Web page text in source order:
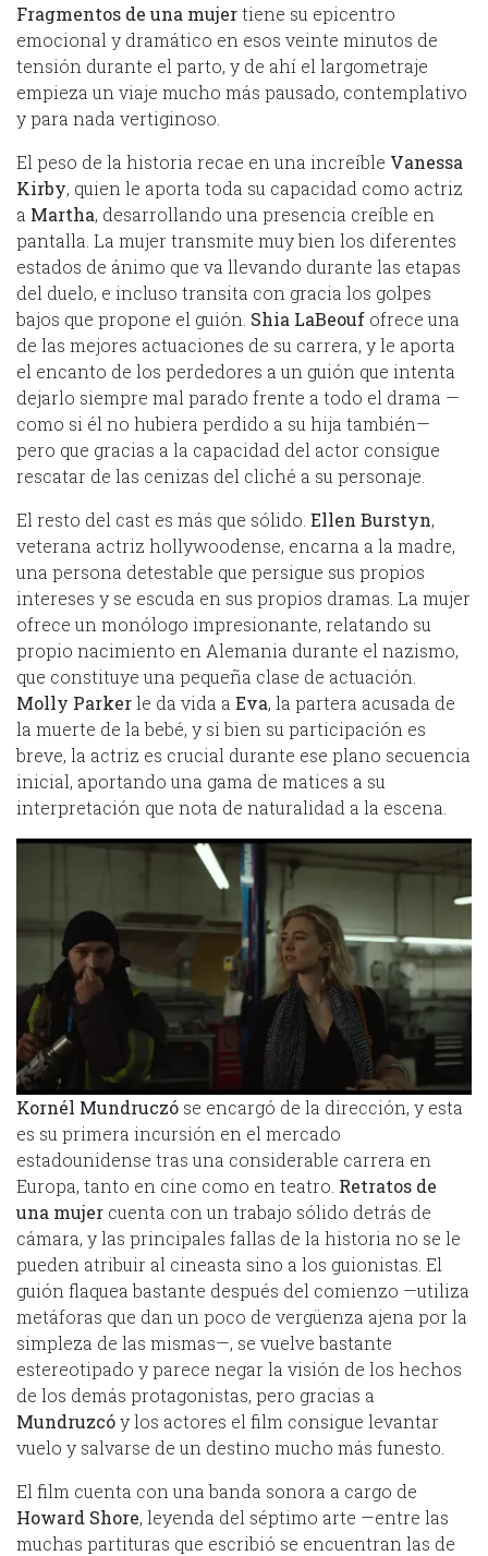
Fragmentos de una mujertiene su epicentro
emocional y dramático en esos veinte minutos de
tensión durante el parto, y de ahí el largometraje
empieza un viaje mucho más pausado, contemplativo
y para nada vertiginoso.
El peso de la historia recae en una increíble Vanessa
Kirby, quien le aporta toda su capacidad como actriz
a Martha, desarrollando una presencia creíble en
pantalla. La mujer transmite muy bien los diferentes
estados de ánimo que va llevando durante las etapas
del duelo, e incluso transita con gracia los golpes
bajos que propone el guión. Shia LaBeouf ofrece una
de las mejores actuaciones de su carrera, y le aporta
el encanto de los perdedores a un guión que intenta
dejarlo siempre mal parado frente a todo el drama —
como si él no hubiera perdido a su hija también—
pero que gracias a la capacidad del actor consigue
rescatar de las cenizas del cliché a su personaje.
El resto del cast es más que sólido. Ellen Burstyn,
veterana actriz hollywoodense, encarna a la madre,
una persona detestable que persigue sus propios
intereses y se escuda en sus propios dramas. La mujer
ofrece un monólogo impresionante, relatando su
propio nacimiento en Alemania durante el nazismo,
que constituye una pequeña clase de actuación.
Molly Parkerle da vida a Eva, la partera acusada de
la muerte de la bebé, y si bien su participación es
breve, la actriz es crucial durante ese plano secuencia
inicial, aportando una gama de matices a su
interpretación que nota de naturalidad a la escena.
Kornél Mundruczó se encargó de la dirección, y esta
es su primera incursión en el mercado
estadounidense tras una considerable carrera en
Europa, tanto en cine como en teatro. Retratos de
una mujer cuenta con un trabajo sólido detrás de
cámara, y las principales fallas de la historia no se le
pueden atribuir al cineasta sino a los guionistas. El
guión flaquea bastante después del comienzo —utiliza
metáforas que dan un poco de vergüenza ajena por la
simpleza de las mismas—, se vuelve bastante
estereotipado y parece negar la visión de los hechos
de los demás protagonistas, pero gracias a
Mundruzcóy los actores el film consigue levantar
vuelo y salvarse de un destino mucho más funesto.
El film cuenta con una banda sonora a cargo de
Howard Shore, leyenda del séptimo arte —entre las
muchas partituras que escribió se encuentran las de